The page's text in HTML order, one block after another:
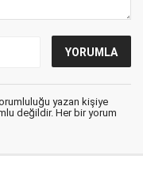
yazan kişiye
değildir. Her bir yorum